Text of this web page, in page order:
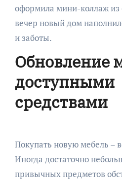
оформила мини-коллаж из
вечер новый дом
и заботы.
Обновление
доступными
средствами
Покупать новую мебель –
Иногда достаточно
привычных предметов